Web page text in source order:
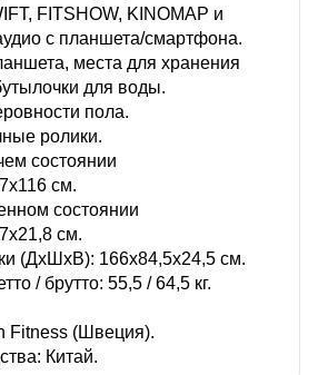
FITSHOW, KINOMAP и
с планшета/смартфона.
места для хранения
для воды.
пола.
ролики.
состоянии
см.
состоянии
см.
(ДхШхВ): 166х84,5х24,5 см.
/ брутто: 55,5 / 64,5 кг.
Fitness (Швеция).
Китай.